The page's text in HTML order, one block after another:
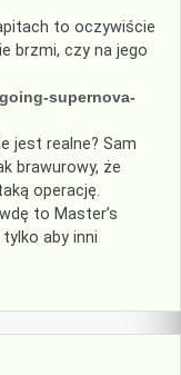
to oczywiście
brzmi, czy na jego
supernova-
jest realne? Sam
brawurowy, że
operację.
to Master’s
aby inni